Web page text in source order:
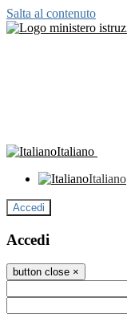
Salta al contenuto
Italiano
Italiano
Accedi
Accedi
button close ×